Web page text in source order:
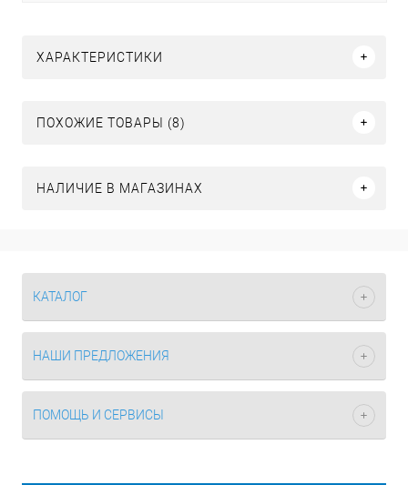
ХАРАКТЕРИСТИКИ
ПОХОЖИЕ ТОВАРЫ (8)
НАЛИЧИЕ В МАГАЗИНАХ
КАТАЛОГ
НАШИ ПРЕДЛОЖЕНИЯ
ПОМОЩЬ И СЕРВИСЫ